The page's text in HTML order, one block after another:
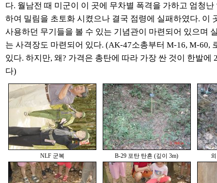
다. 월남전 때 미군이 이 곳에 무차별 폭격을 가하고 엄청
하여 밀림을 초토화 시켰으나 결국 점령에 실패하였다. 이
사용하던 무기들을 볼 수 있는 기념관이 마련되어 있으며
는 사격장도 마련되어 있다. (AK-47소총부터 M-16, M-60,
있다. 하지만, 왜? 가격은 총탄에 따라 가장 싼 것이 한발에
다)
NLF 군복 B-29 포탄 탄흔 (깊이 3m)